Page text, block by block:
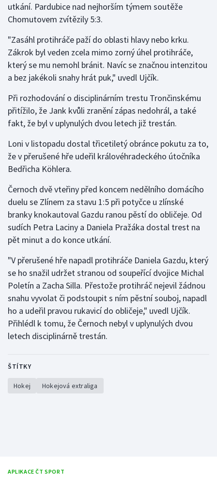
Motorsport
Olympijské hry
Parasport
Plavání
Plážový volejbal
Ragby
Rychlobruslení
Rychlostní kanoistika
Short track
Sportovní střelba
Stolní tenis
Triatlon
Veslování
Vodní slalom
Volejbal
Ostatní
utkání. Pardubice nad nejhorším týmem soutěže
Chomutovem zvítězily 5:3.
"Zasáhl protihráče paží do oblasti hlavy nebo krku.
Zákrok byl veden zcela mimo zorný úhel protihráče,
který se mu nemohl bránit. Navíc se značnou intenzitou
a bez jakékoli snahy hrát puk," uvedl Ujčík.
Při rozhodování o disciplinárním trestu Trončinskému
přitížilo, že Jank kvůli zranění zápas nedohrál, a také
fakt, že byl v uplynulých dvou letech již trestán.
Loni v listopadu dostal třicetiletý obránce pokutu za to,
že v přerušené hře udeřil královéhradeckého útočníka
Bedřicha Köhlera.
Černoch dvě vteřiny před koncem nedělního domácího
duelu se Zlínem za stavu 1:5 při potyčce u zlínské
branky knokautoval Gazdu ranou pěstí do obličeje. Od
sudích Petra Laciny a Daniela Pražáka dostal trest na
pět minut a do konce utkání.
"V přerušené hře napadl protihráče Daniela Gazdu, který
se ho snažil udržet stranou od soupeřící dvojice Michal
Poletín a Zacha Silla. Přestože protihráč nejevil žádnou
snahu vyvolat či podstoupit s ním pěstní souboj, napadl
ho a udeřil pravou rukavicí do obličeje," uvedl Ujčík.
Přihlédl k tomu, že Černoch nebyl v uplynulých dvou
letech disciplinárně trestán.
ŠTÍTKY
Hokej Hokejová extraliga
APLIKACE ČT SPORT